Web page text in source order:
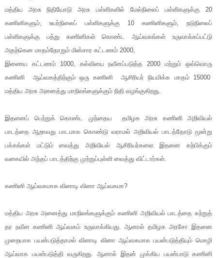
மத்திய அரசு நிதியோடு அரசு பள்ளிகளில் மேல்நிலைப் பள்ளிகளுக்கு 20
கணினிகளும், உயர்நிலைப் பள்ளிகளுக்கு 10 கணினிகளும், நடுநிலைப்
பள்ளிகளுக்கு பத்து கணினிகள் கொண்ட ஆய்வகங்கள் உருவாக்கப்பட்டு
அதற்கென மாதம்தோறும் மின்சார கட்டணம் 2000,
இணைய கட்டணம் 1000, கல்வியை நவீனப்படுத்த 2000 மற்றும் ஒவ்வொரு
கணினி ஆய்வகத்திற்கும் ஒரு கணினி ஆசிரியர் நியமிக்க மாதம் 15000
மத்திய அரசு அனைத்து மாநிலங்களுக்கும் நிதி வழங்குகிறது.
இதனைப் பெற்றுக் கொண்ட முந்தைய தமிழக அரசு கணினி அறிவியல்
பாடத்தை ஆறாவது பாடமாக கொண்டு வராமல் அறிவியல் பாடத்தோடு மூன்று
பக்கங்கள் மட்டும் வைத்து அறிவியல் ஆசிரியர்களை இதனை கற்பிக்கும்
வகையில் அந்தப் பாடத்திற்கு முற்றுப்புள்ளி வைத்து விட்டார்கள்.
கணினி ஆய்வகமாக வினாடி வினா ஆய்வகமா?
மத்திய அரசு அனைத்து மாநிலங்களுக்கும் கணினி அறிவியல் பாடத்தை கற்றுத்
தர நவீன கணினி ஆய்வகம் உருவாக்கியது. ஆனால் தமிழக அரசோ இதனை
முறையாக பயன்படுத்தாமல் வினாடி வினா ஆய்வகமாக பயன்படுத்தியும் மொழி
ஆய்வாக பயன்படுத்தி வருகிறது. ஆனால் இதன் முக்கிய பயன்பாடு கணினி